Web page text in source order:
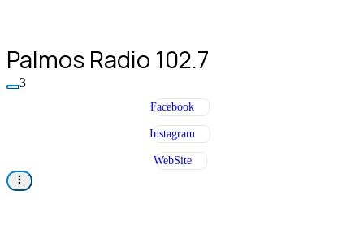
Palmos Radio 102.7
3
Facebook
Instagram
WebSite